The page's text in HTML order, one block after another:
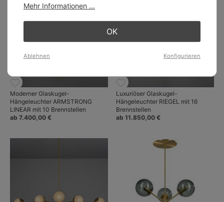
Moderner Glaskugel-
Hängeleuchter ARMSTRONG
LINEAR mit 10 Brennstellen
ab 7.400,00 €
Luxuriöser Glaskugel-
Hängeleuchter RIEGEL mit 16
Brennstellen
ab 11.850,00 €
Mehr Informationen ...
OK
Ablehnen Konfigurieren